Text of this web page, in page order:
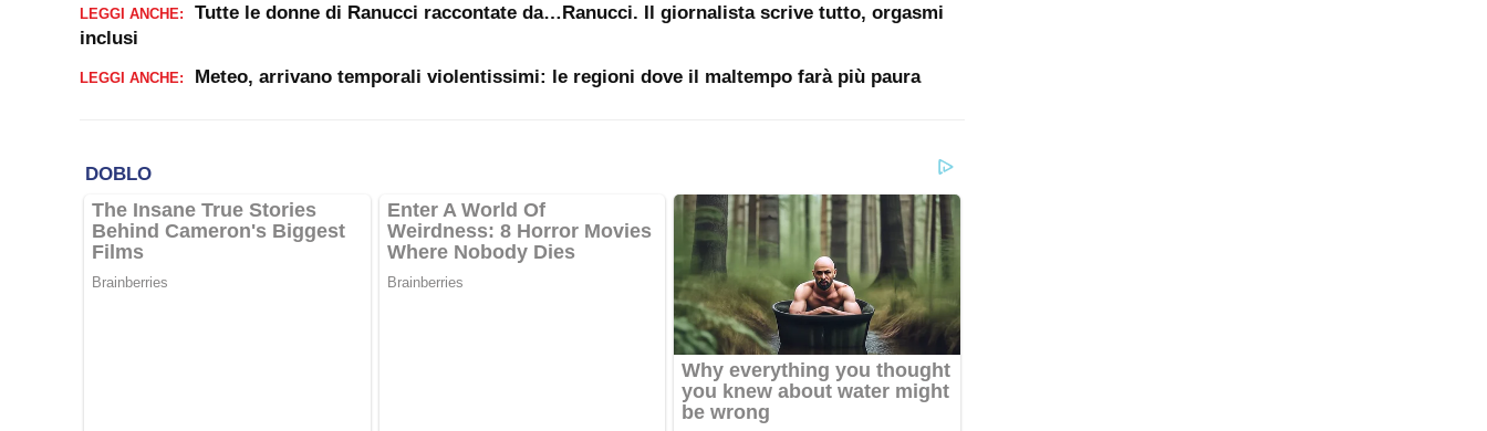
LEGGI ANCHE:
Tutte le donne di Ranucci raccontate da…Ranucci. Il giornalista scrive tutto, orgasmi
inclusi
LEGGI ANCHE: Meteo, arrivano temporali violentissimi: le regioni dove il maltempo farà più paura